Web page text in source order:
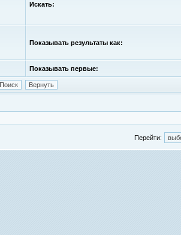
Искать:
Показывать результаты как:
Показывать первые:
Перейти: